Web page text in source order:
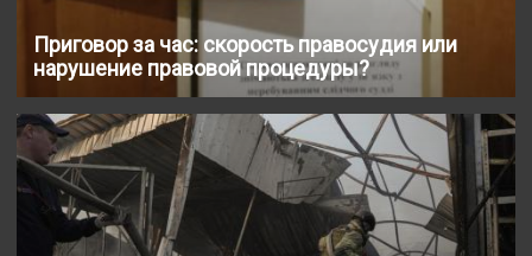
Приговор за час: скорость правосудия или
нарушение правовой процедуры?